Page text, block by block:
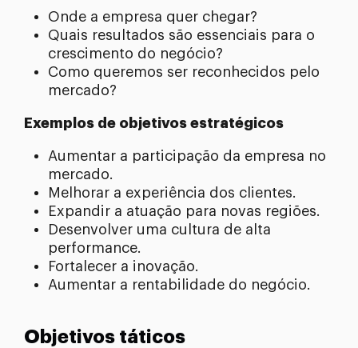
Onde a empresa quer chegar?
Quais resultados são essenciais para o
crescimento do negócio?
Como queremos ser reconhecidos pelo
mercado?
Exemplos de objetivos estratégicos
Aumentar a participação da empresa no
mercado.
Melhorar a experiência dos clientes.
Expandir a atuação para novas regiões.
Desenvolver uma cultura de alta
performance.
Fortalecer a inovação.
Aumentar a rentabilidade do negócio.
Objetivos táticos